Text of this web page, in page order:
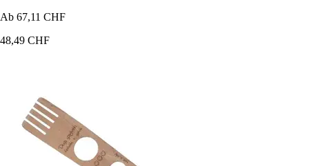
Ab 67,11 CHF
48,49 CHF